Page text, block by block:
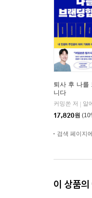
퇴사 후 나를
니다
커밍쏜 저
알에
17,820원
검색 페이지
이 상품의